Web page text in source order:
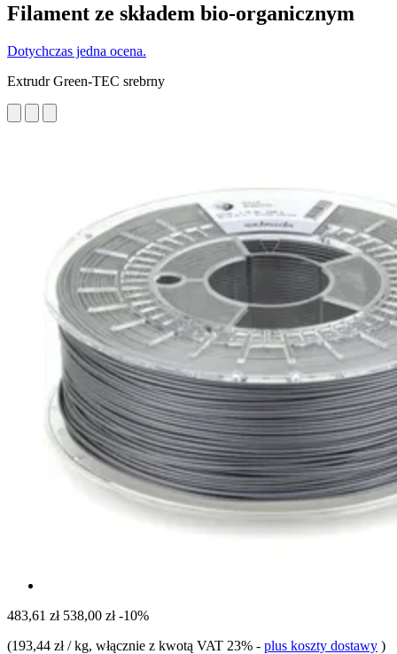
Filament ze składem bio-organicznym
Dotychczas jedna ocena.
Extrudr Green-TEC srebrny
483,61 zł 538,00 zł -10%
(193,44 zł / kg, włącznie z kwotą VAT 23% - plus koszty dostawy )